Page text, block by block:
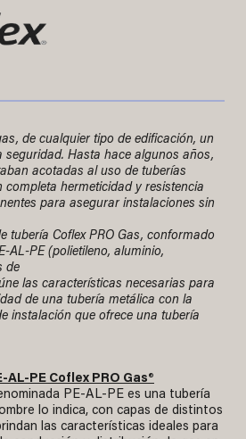
de cualquier tipo de edificación, un
Hasta hace algunos años,
acotadas al uso de tuberías
hermeticidad y resistencia
para asegurar instalaciones sin
tubería Coflex PRO Gas, conformado
AL-PE (polietileno, aluminio,
de
las características necesarias para
de una tubería metálica con la
instalación que ofrece una tubería
PE Coflex PRO Gas®
PE-AL-PE es una tubería
lo indica, con capas de distintos
las características ideales para